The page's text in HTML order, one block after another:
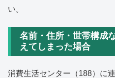
い。
名前・住所・世帯構成
えてしまった場合
消費生活センター（188）に